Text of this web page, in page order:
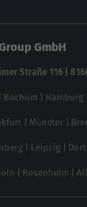
werdenGmbH
Straße 116 |
Bochum Hamburg
Münster
Leipzig
Rosenheim